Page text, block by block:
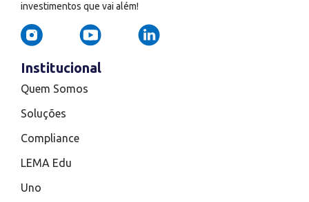
investimentos que vai além!
Institucional
Quem Somos
Soluções
Compliance
LEMA Edu
Uno